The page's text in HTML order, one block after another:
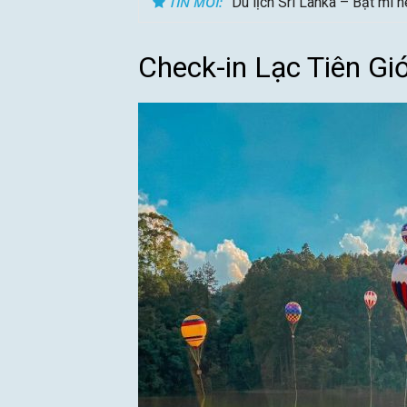
Check-in Lạc Tiên